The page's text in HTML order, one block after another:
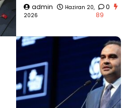
admin
Haziran 20,
2026
0
89